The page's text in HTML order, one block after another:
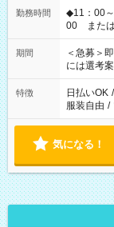
勤務時間
◆11：00
00 または 11：30
ば前職が
スタッフ
業界から
期間
＜急募＞
には選考
特徴 日払いOK /
服装自由 /
気になる！